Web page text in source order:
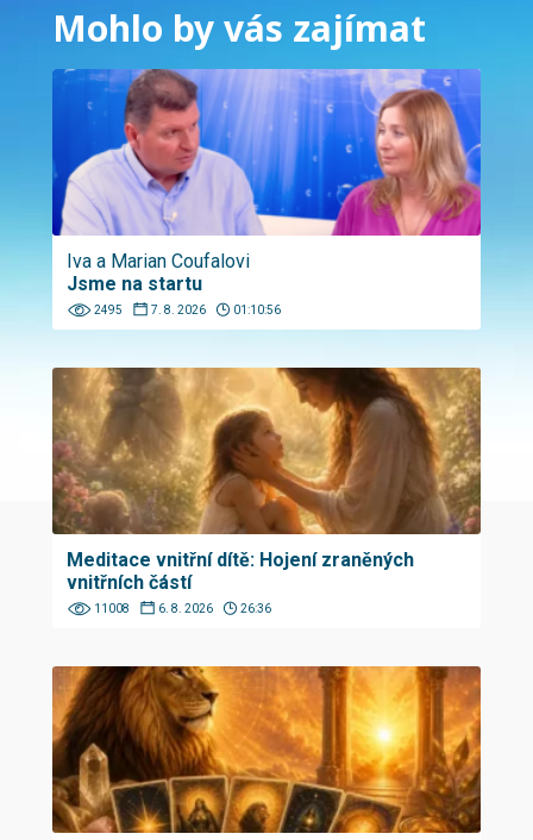
Mohlo by vás zajímat
Iva a Marian Coufalovi
Jsme na startu
2495 7. 8. 2026 01:10:56
Meditace vnitřní dítě: Hojení zraněných
vnitřních částí
11008 6. 8. 2026 26:36